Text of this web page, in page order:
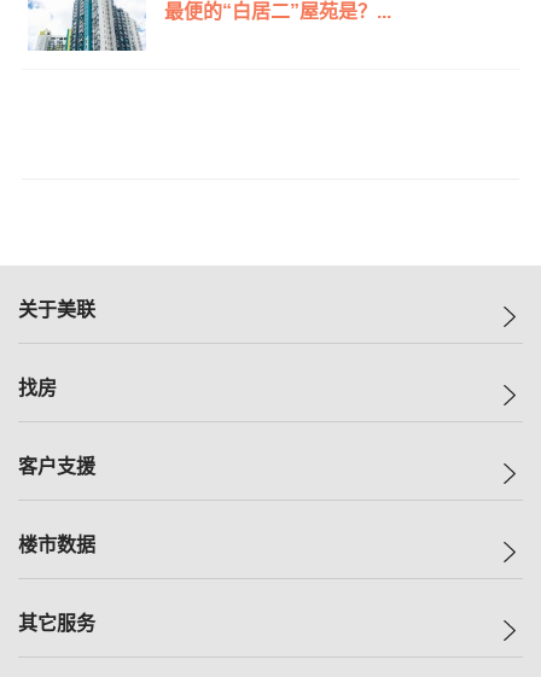
最便的“白居二”屋苑是？...
关于美联
美联集团
人才招募
找房
一手新房
减价
美联豪宅
独家楼盘
客户支援
自助放盘
查询热线
楼市数据
指数
其它服务